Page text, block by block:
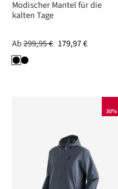
Modischer Mantel für die
kalten Tage
Ab299,95 € 179,97 €
30%